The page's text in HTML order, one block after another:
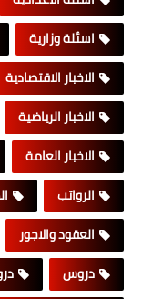
اسئلة وزارية
الاخبار الاقتصادية
الاخبار الرياضية
الاخبار العامة
الرواتب
العقود والاجور
دروس